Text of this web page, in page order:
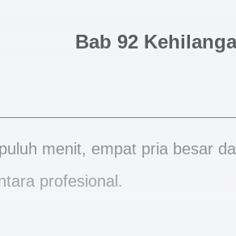
Bab 92
menit, empat pria besar
profesional.